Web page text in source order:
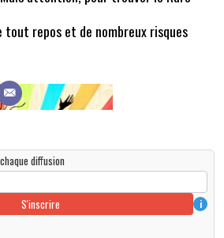
tout repos et de nombreux risques
diffusion
S'inscrire i